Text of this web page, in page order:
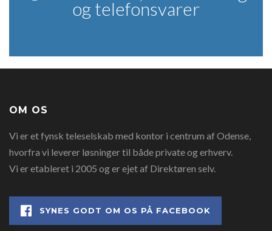
og telefonsvarer
OM OS
Vi er et fynsk teleselskab med kontor i centrum af Odense,
hvorfra vi leverer løsninger til både private og erhverv.
Vi er etableret i 2005 og er ejet af Direktøren selv.
SYNES GODT OM OS PÅ FACEBOOK